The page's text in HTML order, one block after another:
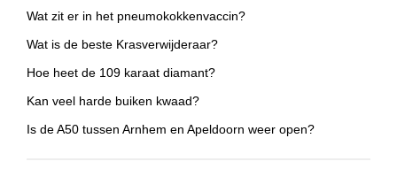
Wat zit er in het pneumokokkenvaccin?
Wat is de beste Krasverwijderaar?
Hoe heet de 109 karaat diamant?
Kan veel harde buiken kwaad?
Is de A50 tussen Arnhem en Apeldoorn weer open?